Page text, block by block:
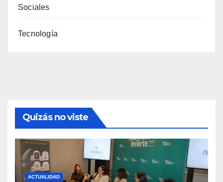
Sociales
Tecnología
Quizás no viste
ACTUALIDAD